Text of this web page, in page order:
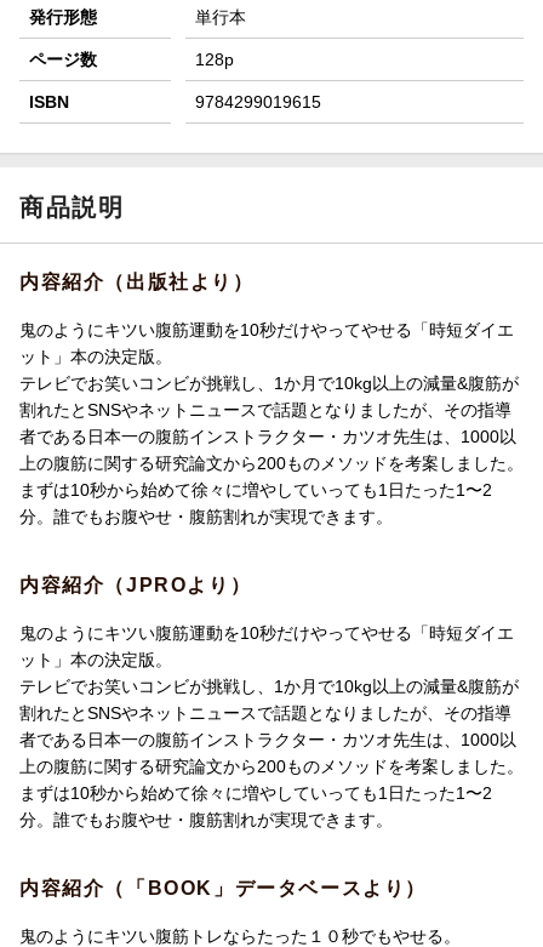
発行形態 単行本
ページ数 128p
ISBN 9784299019615
商品説明
内容紹介（出版社より）
鬼のようにキツい腹筋運動を10秒だけやってやせる「時短ダイエ
ット」本の決定版。
テレビでお笑いコンビが挑戦し、1か月で10kg以上の減量&腹筋が
割れたとSNSやネットニュースで話題となりましたが、その指導
者である日本一の腹筋インストラクター・カツオ先生は、1000以
上の腹筋に関する研究論文から200ものメソッドを考案しました。
まずは10秒から始めて徐々に増やしていっても1日たった1〜2
分。誰でもお腹やせ・腹筋割れが実現できます。
内容紹介（JPROより）
鬼のようにキツい腹筋運動を10秒だけやってやせる「時短ダイエ
ット」本の決定版。
テレビでお笑いコンビが挑戦し、1か月で10kg以上の減量&腹筋が
割れたとSNSやネットニュースで話題となりましたが、その指導
者である日本一の腹筋インストラクター・カツオ先生は、1000以
上の腹筋に関する研究論文から200ものメソッドを考案しました。
まずは10秒から始めて徐々に増やしていっても1日たった1〜2
分。誰でもお腹やせ・腹筋割れが実現できます。
内容紹介（「BOOK」データベースより）
鬼のようにキツい腹筋トレならたった１０秒でもやせる。